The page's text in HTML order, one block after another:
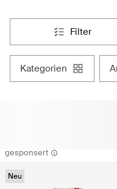
filter
kategorien
gesponsert
Neu